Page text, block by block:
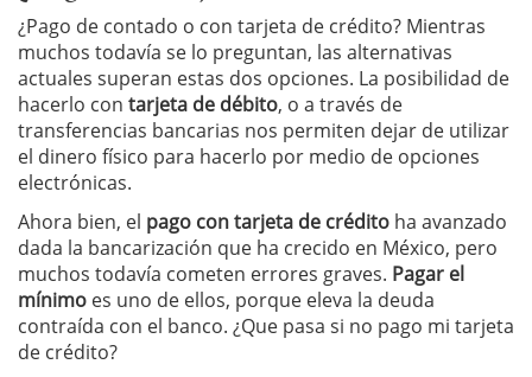
¿Pago de contado o con tarjeta de crédito? Mientras
muchos todavía se lo preguntan, las alternativas
actuales superan estas dos opciones. La posibilidad de
hacerlo con tarjeta de débito, o a través de
transferencias bancarias nos permiten dejar de utilizar
el dinero físico para hacerlo por medio de opciones
electrónicas.
Ahora bien, el pago con tarjeta de crédito ha avanzado
dada la bancarización que ha crecido en México, pero
muchos todavía cometen errores graves. Pagar el
mínimo es uno de ellos, porque eleva la deuda
contraída con el banco. ¿Que pasa si no pago mi tarjeta
de crédito?